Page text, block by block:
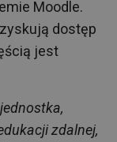
Moodle.
dostęp
jest
zdalnej,